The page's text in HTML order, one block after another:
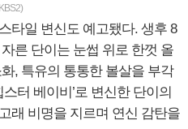
타일 변신도 예고됐다. 생후 8
른 단이는 눈썹 위로 한껏 올
, 특유의 통통한 볼살을 부각
터 베이비’로 변신한 단이의
래 비명을 지르며 연신 감탄을